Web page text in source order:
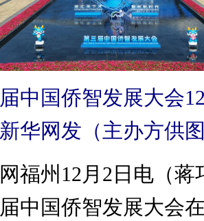
中国侨智发展大会
华网发（主办方供
州12月2日电（蒋
中国侨智发展大会